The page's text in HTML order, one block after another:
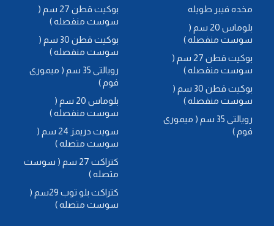
مخده فيبر طويله
بلوماس 20 سم (
سوست منفصله )
بوكيت قطن 27 سم (
سوست منفصله )
بوكيت قطن 30 سم (
سوست منفصله )
رويالتى 35 سم ( ميمورى
فوم )
بوكيت قطن 27 سم (
سوست منفصله )
بوكيت قطن 30 سم (
سوست منفصله )
رويالتى 35 سم ( ميمورى
فوم )
بلوماس 20 سم (
سوست منفصله )
سويت دريمز 24 سم (
سوست متصله )
كتراكت 27 سم ( سوست
متصله )
كتراكت بلو توب 29سم (
سوست متصله )